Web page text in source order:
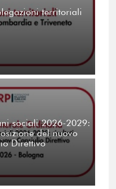
territoriali
sociali 2026-2029:
del nuovo
Direttivo